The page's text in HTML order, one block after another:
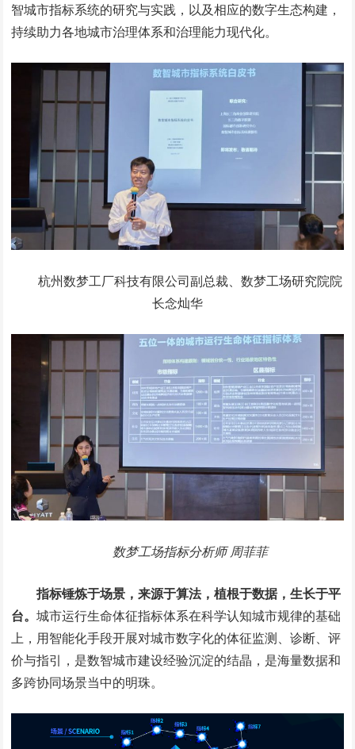
智城市指标系统的研究与实践，以及相应的数字生态构建，
持续助力各地城市治理体系和治理能力现代化。
杭州数梦工厂科技有限公司副总裁、数梦工场研究院院
长念灿华
数梦工场指标分析师 周菲菲
指标锤炼于场景，来源于算法，植根于数据，生长于平
台。城市运行生命体征指标体系在科学认知城市规律的基础
上，用智能化手段开展对城市数字化的体征监测、诊断、评
价与指引，是数智城市建设经验沉淀的结晶，是海量数据和
多跨协同场景当中的明珠。